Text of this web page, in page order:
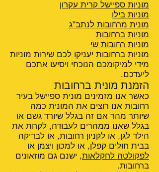
מוניות ספיישל קרית עקרון
מוניות בילו
מונית מרחובות לנתב"ג
מוניות ברחובות
מוניות רחובות שי
מוניות ברחובות יעניקו לכם שירות מוניות
מידי למיקומכם הנוכחי ויסיעו אתכם
ליעדכם.
הזמנת מונית ברחובות
כאשר אנו מזמינים מונית ספיישל בעיר
רחובות אנו רוצים את המונית כמה
שיותר מהר אם זה בגלל שיורד גשם או
בגלל שאנו ממהרים לעבודה, לקחת את
הילד לגן, או לקניון רחובות, או לבדיקה
בבית חולים קפלן, או למכון ויצמן או
לפקולטה לחקלאות, ישנם גם מוזאונים
ברחובות.